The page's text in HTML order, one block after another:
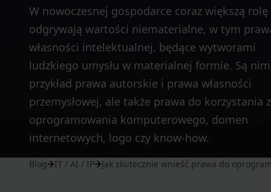
W nowoczesnej gospodarce coraz większą rolę
odgrywają wartości niematerialne, w tym
własności intelektualnej, będące wytworami
ludzkiego umysłu w materialnej formie. Są
przykład prawa autorskie i prawa własności
przemysłowej, ale także prawa do korzystania z
oprogramowania komputerowego, domen
internetowych, logo czy know-how.
Blog IT / AI / IP Jak skutecznie wnieść prawa do